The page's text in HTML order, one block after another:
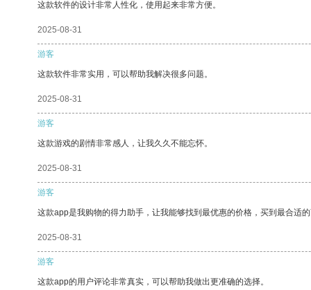
这款软件的设计非常人性化，使用起来非常方便。
2025-08-31
游客
这款软件非常实用，可以帮助我解决很多问题。
2025-08-31
游客
这款游戏的剧情非常感人，让我久久不能忘怀。
2025-08-31
游客
这款app是我购物的得力助手，让我能够找到最优惠的价格，买到最合适
2025-08-31
游客
这款app的用户评论非常真实，可以帮助我做出更准确的选择。